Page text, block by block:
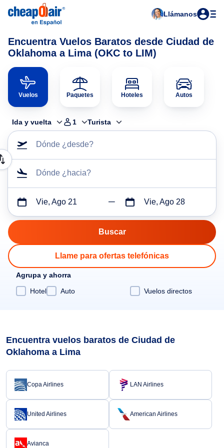
Llámanos
Encuentra Vuelos Baratos desde Ciudad de
Oklahoma a Lima (OKC to LIM)
Vuelos Paquetes Hoteles Autos
Ida y vuelta 1 Turista
Dónde ¿desde?
Dónde ¿hacia?
Vie, Ago 21 Vie, Ago 28
Llame para ofertas telefónicas
Agrupa y ahorra
Hotel
Auto Vuelos directos
Encuentra vuelos baratos de Ciudad de
Oklahoma a Lima
Copa Airlines LAN Airlines
United Airlines American Airlines
Avianca